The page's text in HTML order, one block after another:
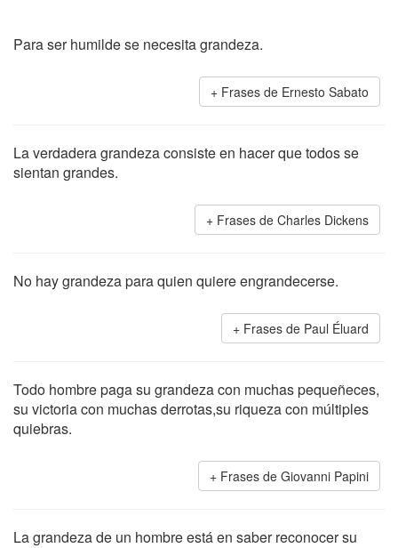
Para ser humilde se necesita grandeza.
Frases de Ernesto Sabato
La verdadera grandeza consiste en hacer que todos se
sientan grandes.
Frases de Charles Dickens
No hay grandeza para quien quiere engrandecerse.
Frases de Paul Éluard
Todo hombre paga su grandeza con muchas pequeñeces,
su victoria con muchas derrotas,su riqueza con múltiples
quiebras.
Frases de Giovanni Papini
La grandeza de un hombre está en saber reconocer su